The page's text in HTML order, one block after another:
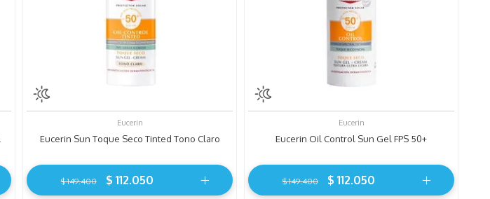
Eucerin
Eucerin Sun Toque Seco Tinted Tono Claro
$ 149.400 $ 112.050
Eucerin
Eucerin Oil Control Sun Gel FPS 50+
$ 149.400 $ 112.050